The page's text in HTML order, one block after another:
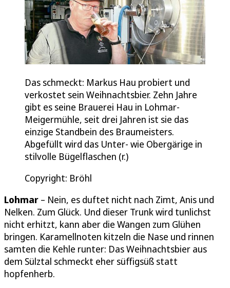
Das schmeckt: Markus Hau probiert und
verkostet sein Weihnachtsbier. Zehn Jahre
gibt es seine Brauerei Hau in Lohmar-
Meigermühle, seit drei Jahren ist sie das
einzige Standbein des Braumeisters.
Abgefüllt wird das Unter- wie Obergärige in
stilvolle Bügelflaschen (r.)
Copyright: Bröhl
Lohmar – Nein, es duftet nicht nach Zimt, Anis und
Nelken. Zum Glück. Und dieser Trunk wird tunlichst
nicht erhitzt, kann aber die Wangen zum Glühen
bringen. Karamellnoten kitzeln die Nase und rinnen
samten die Kehle runter: Das Weihnachtsbier aus
dem Sülztal schmeckt eher süffigsüß statt
hopfenherb.